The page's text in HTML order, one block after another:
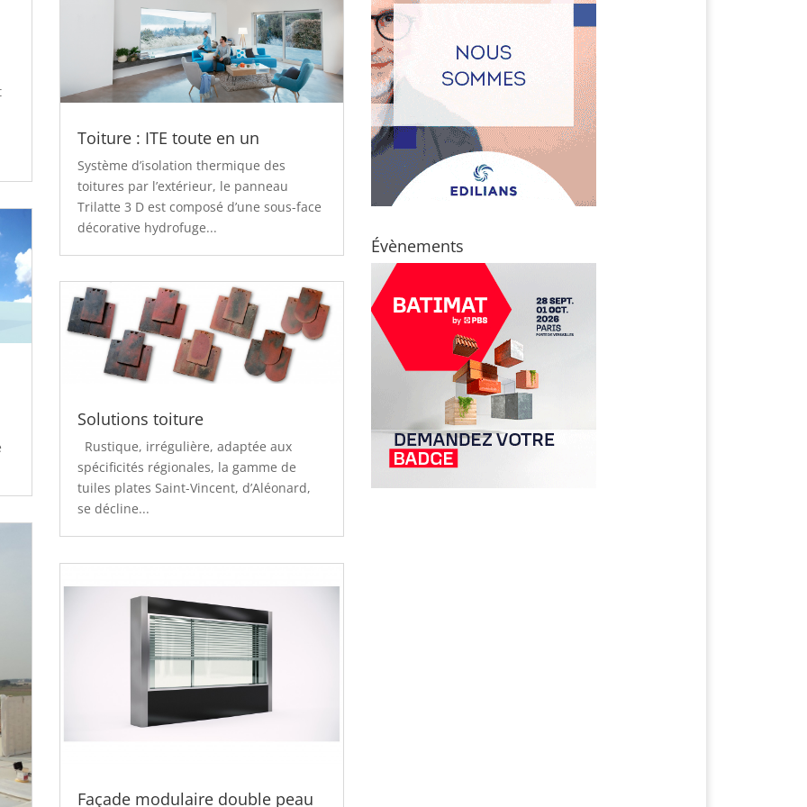
Toiture : ITE toute en un
Système d’isolation thermique des
toitures par l’extérieur, le panneau
Trilatte 3 D est composé d’une sous-face
décorative hydrofuge...
Solutions toiture
Rustique, irrégulière, adaptée aux
spécificités régionales, la gamme de
tuiles plates Saint-Vincent, d’Aléonard,
se décline...
Façade modulaire double peau
Évènements